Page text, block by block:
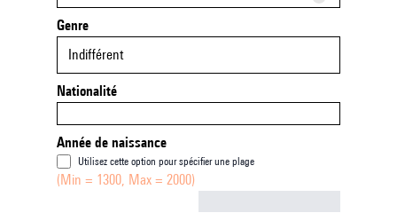
Genre
Indifférent
Nationalité
Année de naissance
Utilisez cette option pour spécifier une plage
(Min = 1300, Max = 2000)